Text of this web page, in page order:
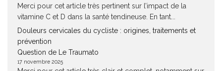
Merci pour cet article très pertinent sur l’impact de la
vitamine C et D dans la santé tendineuse. En tant...
Douleurs cervicales du cycliste : origines, traitements et
prévention
Question de Le Traumato
17 novembre 2025